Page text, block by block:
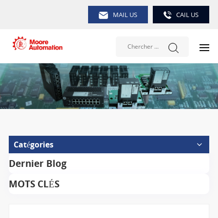
MAIL US CAIL US
Catégories
Dernier Blog
MOTS CLÉS